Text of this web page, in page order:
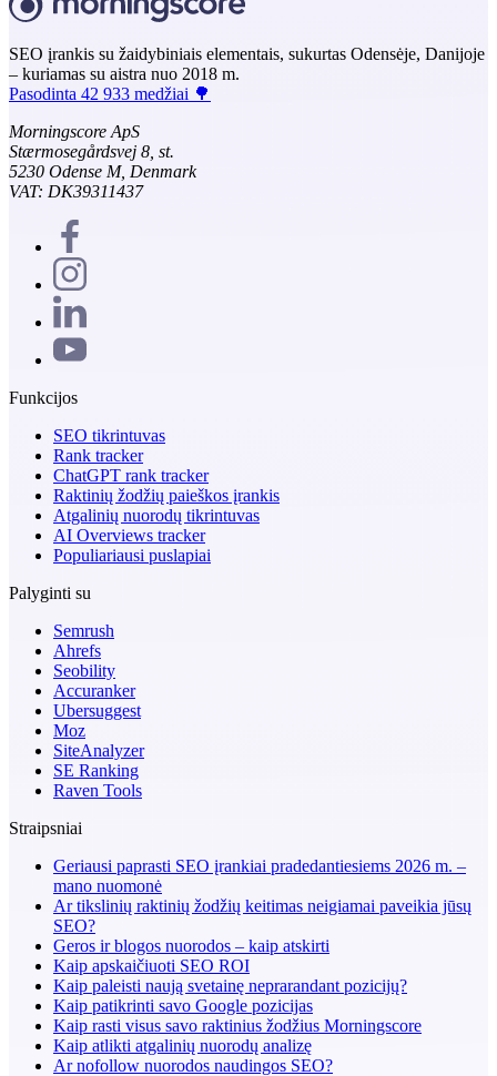
SEO įrankis su žaidybiniais elementais, sukurtas Odensėje, Danijoje
– kuriamas su aistra nuo 2018 m.
Pasodinta 42 933 medžiai 🌳
Morningscore ApS
Stærmosegårdsvej 8, st.
5230 Odense M, Denmark
VAT: DK39311437
Funkcijos
SEO tikrintuvas
Rank tracker
ChatGPT rank tracker
Raktinių žodžių paieškos įrankis
Atgalinių nuorodų tikrintuvas
AI Overviews tracker
Populiariausi puslapiai
Palyginti su
Semrush
Ahrefs
Seobility
Accuranker
Ubersuggest
Moz
SiteAnalyzer
SE Ranking
Raven Tools
Straipsniai
Geriausi paprasti SEO įrankiai pradedantiesiems 2026 m. –
mano nuomonė
Ar tikslinių raktinių žodžių keitimas neigiamai paveikia jūsų
SEO?
Geros ir blogos nuorodos – kaip atskirti
Kaip apskaičiuoti SEO ROI
Kaip paleisti naują svetainę neprarandant pozicijų?
Kaip patikrinti savo Google pozicijas
Kaip rasti visus savo raktinius žodžius Morningscore
Kaip atlikti atgalinių nuorodų analizę
Ar nofollow nuorodos naudingos SEO?